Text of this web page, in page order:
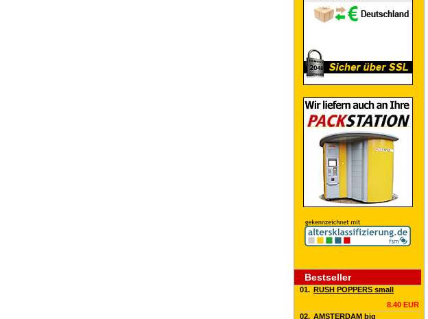
Bestseller
01. RUSH POPPERS small
8.40 EUR
02. AMSTERDAM big